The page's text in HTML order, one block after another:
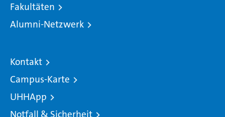
Fakultäten
Alumni-Netzwerk
Kontakt
Campus-Karte
UHHApp
Notfall & Sicherheit